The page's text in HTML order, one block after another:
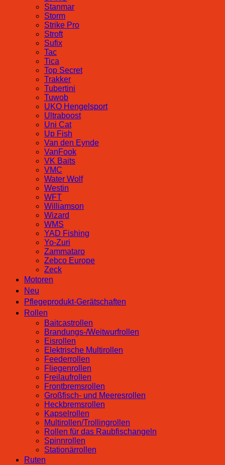
Stanmar
Storm
Strike Pro
Stroft
Sufix
Tac
Tica
Top Secret
Trakker
Tubertini
Tuwob
UKO Hengelsport
Ultraboost
Uni Cat
Up Fish
Van den Eynde
VanFook
VK Baits
VMC
Water Wolf
Westin
WFT
Williamson
Wizard
WMS
YAD Fishing
Yo-Zuri
Zammataro
Zebco Europe
Zeck
Motoren
Neu
Pflegeprodukt-Gerätschaften
Rollen
Baitcastrollen
Brandungs-/Weitwurfrollen
Eisrollen
Elektrische Multirollen
Feederrollen
Fliegenrollen
Freilaufrollen
Frontbremsrollen
Großfisch- und Meeresrollen
Heckbremsrollen
Kapselrollen
Multirollen/Trollingrollen
Rollen für das Raubfischangeln
Spinnrollen
Stationärrollen
Ruten